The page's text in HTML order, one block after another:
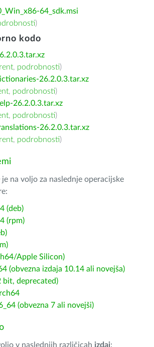
64_sdk.msi
)
kodo
, podrobnosti)
26.2.0.3.tar.xz
, podrobnosti)
26.2.0.3.tar.xz
, podrobnosti)
26.2.0.3.tar.xz
, podrobnosti)
na voljo za naslednje operacijske
(deb)
(rpm)
Apple Silicon)
(obvezna izdaja 10.14 ali novejša)
bit, deprecated)
(obvezna 7 ali novejši)
v naslednjih različicah izdaj: